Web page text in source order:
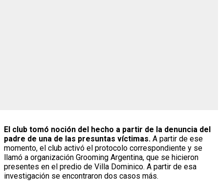
El club tomó noción del hecho a partir de la denuncia del
padre de una de las presuntas víctimas. A partir de ese
momento, el club activó el protocolo correspondiente y se
llamó a organización Grooming Argentina, que se hicieron
presentes en el predio de Villa Dominico. A partir de esa
investigación se encontraron dos casos más.